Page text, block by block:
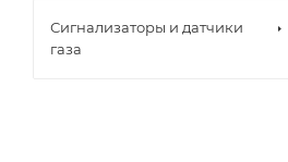
Сигнализаторы и датчики
газа